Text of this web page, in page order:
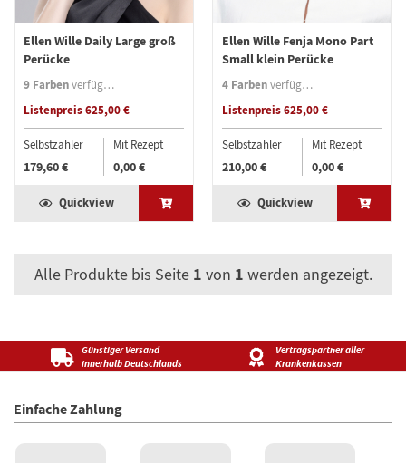
Ellen Wille Daily Large groß
Perücke
9 Farbenverfügbar
Listenpreis 625,00 €
Selbstzahler
179,60 €
Mit Rezept
0,00 €
Quickview
Ellen Wille Fenja Mono Part
Small klein Perücke
4 Farbenverfügbar
Listenpreis 625,00 €
Selbstzahler
210,00 €
Mit Rezept
0,00 €
Quickview
Alle Produkte bis Seite 1 von 1 werden angezeigt.
Günstiger Versand
innerhalb Deutschlands
Vertragspartner aller
Krankenkassen
Einfache Zahlung